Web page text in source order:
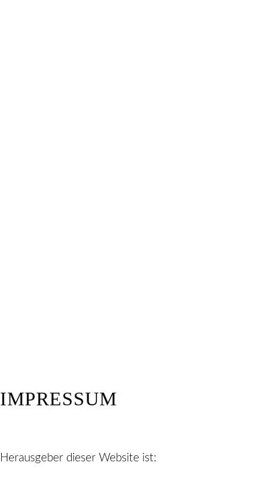
IMPRESSUM
Herausgeber dieser Website ist: